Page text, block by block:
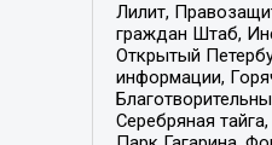
Лилит,
граждан Штаб,
Открытый
информации,
Серебряная